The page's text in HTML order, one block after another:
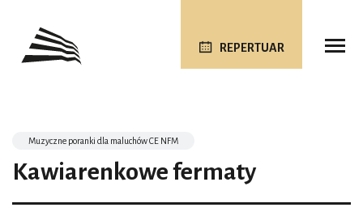
REPERTUAR
Muzyczne poranki dla maluchów CE NFM
Kawiarenkowe fermaty